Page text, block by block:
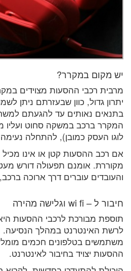
יש מקום במקרר?
מרבית רכבי ההסעות מצוידים
יתרון גדול, כוון שבעזרתם ניתן
בתנאים נאותים עד להגעתם
המקרר ברכב במשקה סחוט
לוגו העסק כמובן), להתחלה
אם רכב ההסעות קטן או אינו מכיל
מקוררת. אומנם תפעולה דורש
והעובדים עוברים דרך ארוכה
חיבור ל – wi fi וגלישה מהירה
תוספת מבורכת לרכבי ההסעות
לרשת האינטרנט במהלך הנסיעה.
משתמשים בטלפונים חכמים
ההסעות יצויד בחיבור לאינטרנט.